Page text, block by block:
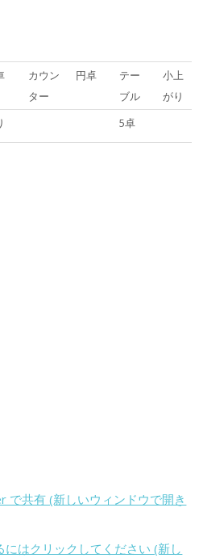
カウン
ター
円卓
テー
ブル
小上
がり
5卓
で共有 (新しいウィンドウで開き
にはクリックしてください (新し